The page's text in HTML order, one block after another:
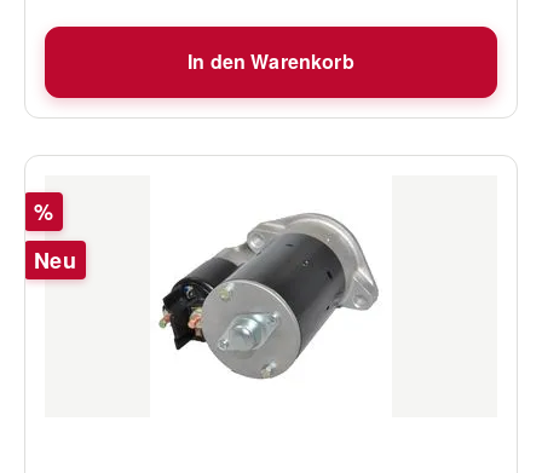
In den Warenkorb
Rabatt
%
Neu